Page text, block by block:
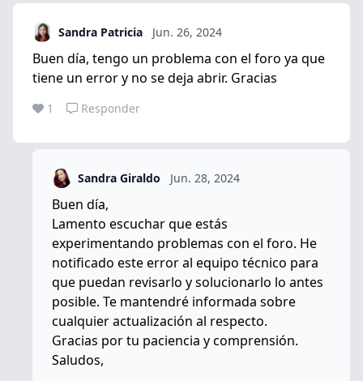
Sandra Patricia Jun. 26, 2024
Buen día, tengo un problema con el foro ya que
tiene un error y no se deja abrir. Gracias
1 Responder
Sandra Giraldo Jun. 28, 2024
Buen día,
Lamento escuchar que estás
experimentando problemas con el foro. He
notificado este error al equipo técnico para
que puedan revisarlo y solucionarlo lo antes
posible. Te mantendré informada sobre
cualquier actualización al respecto.
Gracias por tu paciencia y comprensión.
Saludos,